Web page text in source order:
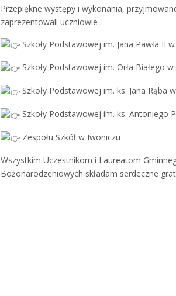
Przepiękne występy i wykonania,
zaprezentowali uczniowie :
Szkoły Podstawowej im. Jana Pawła II
Szkoły Podstawowej im. Orła Białego
Szkoły Podstawowej im. ks. Jana Rąba
Szkoły Podstawowej im. ks. Antoniego
Zespołu Szkół w Iwoniczu
Wszystkim Uczestnikom i Laureatom
Bożonarodzeniowych składam serdeczne